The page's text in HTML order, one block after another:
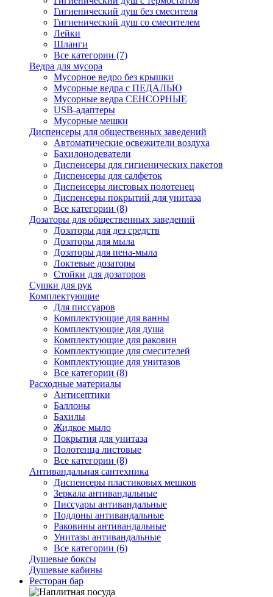
Гигиенический душ без смесителя
Гигиенический душ со смесителем
Лейки
Шланги
Все категории (7)
Ведра для мусора
Мусорное ведро без крышки
Мусорные ведра с ПЕДАЛЬЮ
Мусорные ведра СЕНСОРНЫЕ
USB-адаптеры
Мусорные мешки
Диспенсеры для общественных заведений
Автоматические освежители воздуха
Бахилонодеватели
Диспенсеры для гигиенических пакетов
Диспенсеры для салфеток
Диспенсеры листовых полотенец
Диспенсеры покрытий для унитаза
Все категории (8)
Дозаторы для общественных заведений
Дозаторы для дез средств
Дозаторы для мыла
Дозаторы для пена-мыла
Локтевые дозаторы
Стойки для дозаторов
Сушки для рук
Комплектующие
Для писсуаров
Комплектующие для ванны
Комплектующие для душа
Комплектующие для раковин
Комплектующие для смесителей
Комплектующие для унитазов
Все категории (8)
Расходные материалы
Антисептики
Баллоны
Бахилы
Жидкое мыло
Покрытия для унитаза
Полотенца листовые
Все категории (8)
Антивандальная сантехника
Диспенсеры пластиковых мешков
Зеркала антивандальные
Писсуары антивандальные
Поддоны антивандальные
Раковины антивандальные
Унитазы антивандальные
Все категории (6)
Душевые боксы
Душевые кабины
Ресторан бар